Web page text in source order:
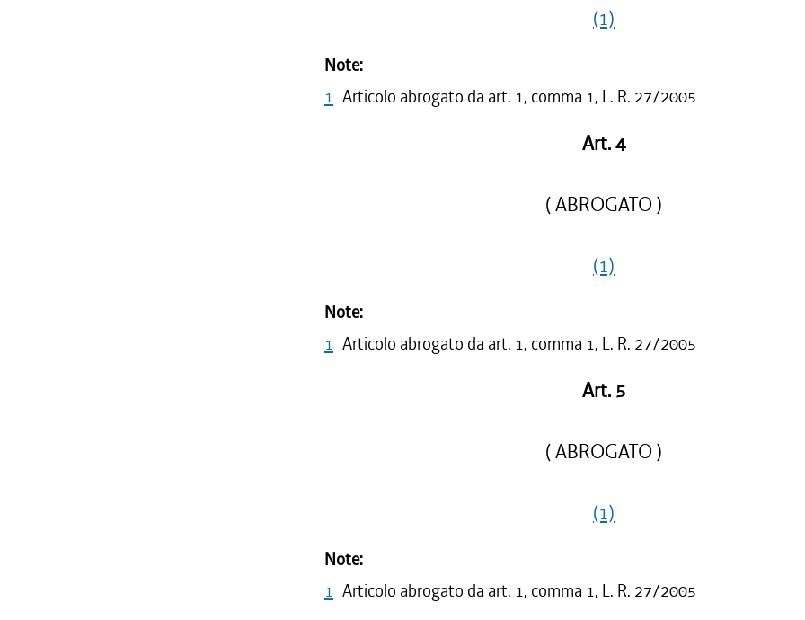
(1)
Note:
1 Articolo abrogato da art. 1, comma 1, L. R. 27/2005
Art. 4
( ABROGATO )
(1)
Note:
1 Articolo abrogato da art. 1, comma 1, L. R. 27/2005
Art. 5
( ABROGATO )
(1)
Note:
1 Articolo abrogato da art. 1, comma 1, L. R. 27/2005